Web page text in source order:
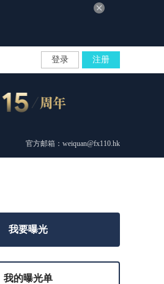
登录 注册
官方邮箱：weiquan@fx110.hk
我要曝光
我的曝光单